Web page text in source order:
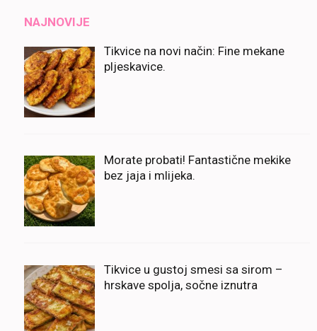
NAJNOVIJE
Tikvice na novi način: Fine mekane
pljeskavice.
Morate probati! Fantastične mekike
bez jaja i mlijeka.
Tikvice u gustoj smesi sa sirom –
hrskave spolja, sočne iznutra